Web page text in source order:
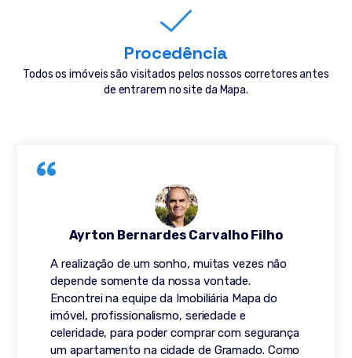
Procedência
Todos os imóveis são visitados pelos nossos corretores antes
de entrarem no site da Mapa.
A realização de um sonho, muitas vezes não
depende somente da nossa vontade.
Encontrei na equipe da Imobiliária Mapa do
imóvel, profissionalismo, seriedade e
celeridade, para poder comprar com segurança
um apartamento na cidade de Gramado. Como
Ayrton Bernardes Carvalho Filho